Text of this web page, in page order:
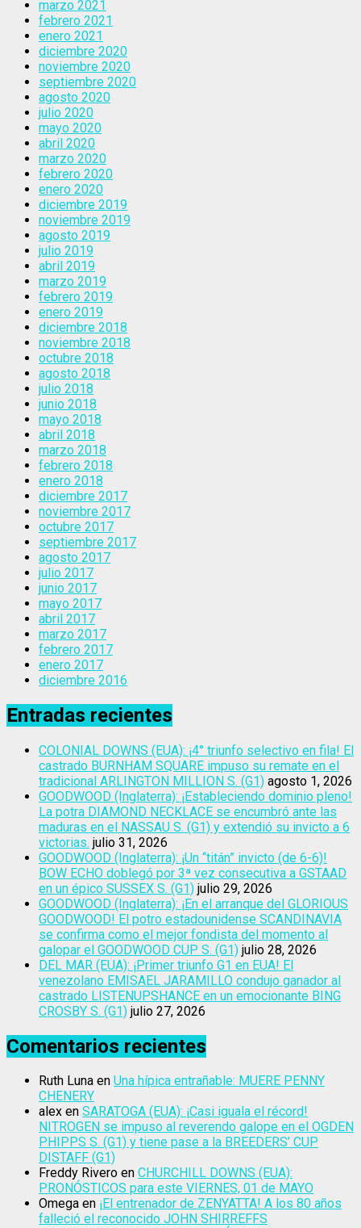
marzo 2021
febrero 2021
enero 2021
diciembre 2020
noviembre 2020
septiembre 2020
agosto 2020
julio 2020
mayo 2020
abril 2020
marzo 2020
febrero 2020
enero 2020
diciembre 2019
noviembre 2019
agosto 2019
julio 2019
abril 2019
marzo 2019
febrero 2019
enero 2019
diciembre 2018
noviembre 2018
octubre 2018
agosto 2018
julio 2018
junio 2018
mayo 2018
abril 2018
marzo 2018
febrero 2018
enero 2018
diciembre 2017
noviembre 2017
octubre 2017
septiembre 2017
agosto 2017
julio 2017
junio 2017
mayo 2017
abril 2017
marzo 2017
febrero 2017
enero 2017
diciembre 2016
Entradas recientes
COLONIAL DOWNS (EUA): ¡4° triunfo selectivo en fila! El
castrado BURNHAM SQUARE impuso su remate en el
tradicional ARLINGTON MILLION S. (G1) agosto 1, 2026
GOODWOOD (Inglaterra): ¡Estableciendo dominio pleno!
La potra DIAMOND NECKLACE se encumbró ante las
maduras en el NASSAU S. (G1) y extendió su invicto a 6
victorias. julio 31, 2026
GOODWOOD (Inglaterra): ¡Un “titán” invicto (de 6-6)!
BOW ECHO doblegó por 3ª vez consecutiva a GSTAAD
en un épico SUSSEX S. (G1) julio 29, 2026
GOODWOOD (Inglaterra): ¡En el arranque del GLORIOUS
GOODWOOD! El potro estadounidense SCANDINAVIA
se confirma como el mejor fondista del momento al
galopar el GOODWOOD CUP S. (G1) julio 28, 2026
DEL MAR (EUA): ¡Primer triunfo G1 en EUA! El
venezolano EMISAEL JARAMILLO condujo ganador al
castrado LISTENUPSHANCE en un emocionante BING
CROSBY S. (G1) julio 27, 2026
Comentarios recientes
Ruth Luna en Una hípica entrañable: MUERE PENNY
CHENERY
alex en SARATOGA (EUA): ¡Casi iguala el récord!
NITROGEN se impuso al reverendo galope en el OGDEN
PHIPPS S. (G1) y tiene pase a la BREEDERS’ CUP
DISTAFF (G1)
Freddy Rivero en CHURCHILL DOWNS (EUA):
PRONÓSTICOS para este VIERNES, 01 de MAYO
Omega en ¡El entrenador de ZENYATTA! A los 80 años
falleció el reconocido JOHN SHIRREFFS